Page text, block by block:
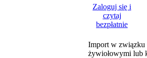
Zaloguj się i
czytaj
bezpłatnie
Import w związku
żywiołowymi lub